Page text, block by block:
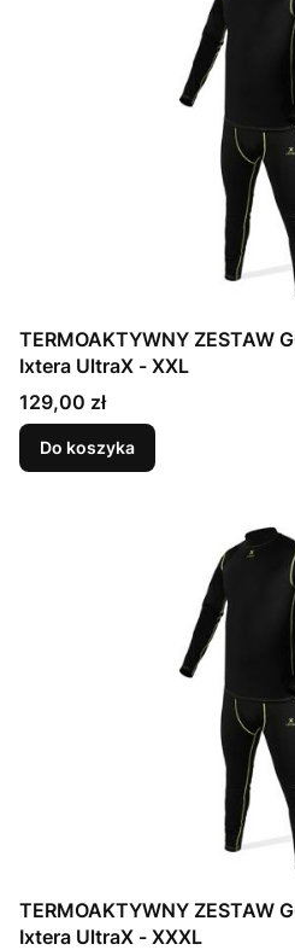
TERMOAKTYWNY ZESTAW
Ixtera UltraX - XXL
Cena
129,00 zł
Do koszyka
TERMOAKTYWNY ZESTAW
Ixtera UltraX - XXXL